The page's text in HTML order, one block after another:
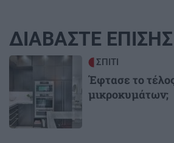
ΔΙΑΒΑΣΤΕ ΕΠΙΣΗΣ
Image ΣΠΙΤΙ
Έφτασε το
μικροκυμάτων;